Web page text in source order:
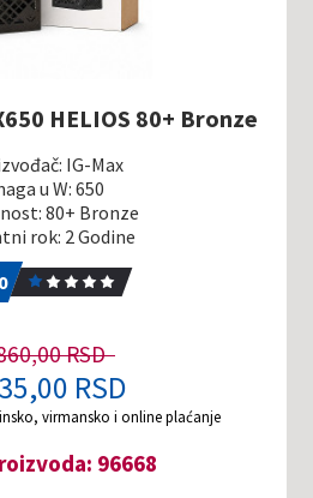
HELIOS 80+ Bronze
IG-Max
u W: 650
80+ Bronze
rok: 2 Godine
RSD
RSD
virmansko i online plaćanje
96668